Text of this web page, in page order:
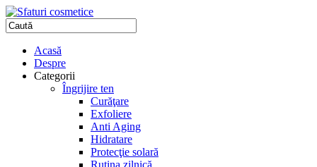
Acasă
Despre
Categorii
Îngrijire ten
Curăţare
Exfoliere
Anti Aging
Hidratare
Protecţie solară
Rutina zilnică